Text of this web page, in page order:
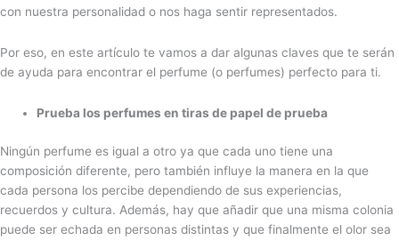
con nuestra personalidad o nos haga sentir representados.
Por eso, en este artículo te vamos a dar algunas claves que te serán
de ayuda para encontrar el perfume (o perfumes) perfecto para ti.
Prueba los perfumes en tiras de papel de prueba
Ningún perfume es igual a otro ya que cada uno tiene una
composición diferente, pero también influye la manera en la que
cada persona los percibe dependiendo de sus experiencias,
recuerdos y cultura. Además, hay que añadir que una misma colonia
puede ser echada en personas distintas y que finalmente el olor sea